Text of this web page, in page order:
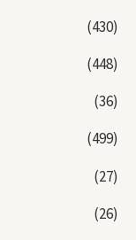
(430)
(448)
(36)
(499)
(27)
(26)